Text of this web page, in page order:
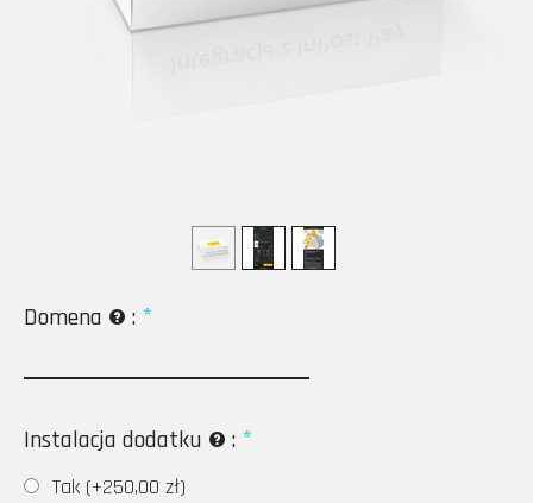
Domena :
Instalacja dodatku :
Tak (+250,00 zł)